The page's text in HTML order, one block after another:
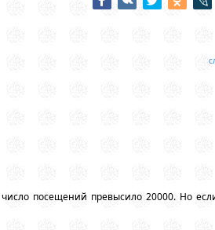
посещений превысило 20000. Но